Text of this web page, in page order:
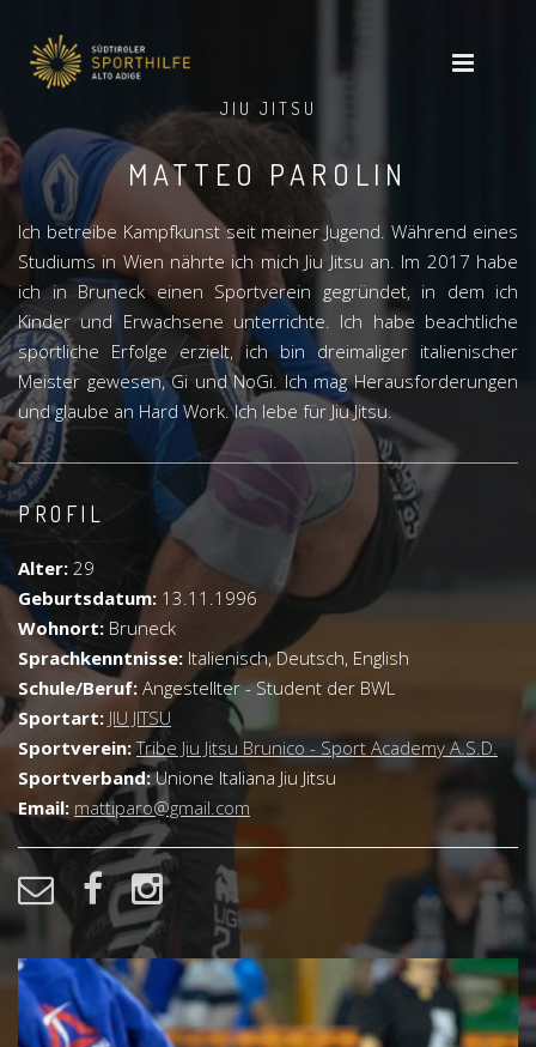
JIU JITSU
MATTEO PAROLIN
Ich betreibe Kampfkunst seit meiner Jugend. Während eines
Studiums in Wien nährte ich mich Jiu Jitsu an. Im 2017 habe
ich in Bruneck einen Sportverein gegründet, in dem ich
Kinder und Erwachsene unterrichte. Ich habe beachtliche
sportliche Erfolge erzielt, ich bin dreimaliger italienischer
Meister gewesen, Gi und NoGi. Ich mag Herausforderungen
und glaube an Hard Work. Ich lebe für Jiu Jitsu.
PROFIL
Alter: 29
Geburtsdatum: 13.11.1996
Wohnort: Bruneck
Sprachkenntnisse: Italienisch, Deutsch, English
Schule/Beruf: Angestellter - Student der BWL
Sportart: JIU JITSU
Sportverein: Tribe Jiu Jitsu Brunico - Sport Academy A.S.D.
Sportverband:Unione Italiana Jiu Jitsu
Email: mattiparo@gmail.com